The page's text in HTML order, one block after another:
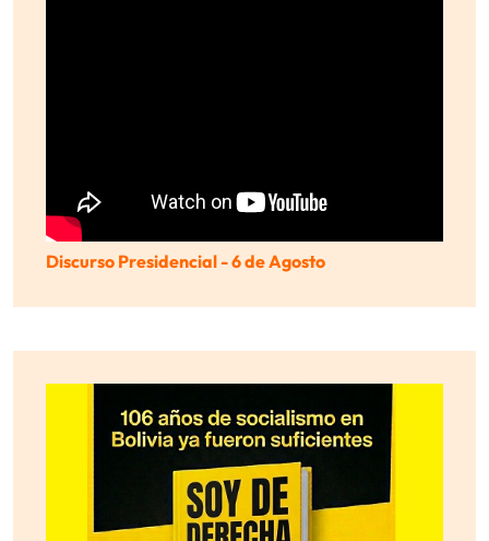
Discurso Presidencial - 6 de Agosto